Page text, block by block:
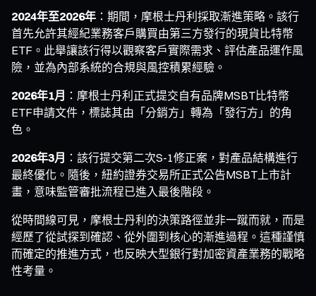
2024年至2026年 ：期間，摩根士丹利採取漸進策略。該行
首先允許其經紀業務客戶購買由第三方發行的現貨比特幣
ETF。此舉讓該行得以觀察客戶實際需求、評估產品運作風
險，並為內部系統的合規與風控積累經驗。
2026年1月 ：摩根士丹利正式提交自有品牌MSBT比特幣
ETF申請文件，標誌其由「分銷方」轉為「發行方」的角
色。
2026年3月 ：該行提交第二次S-1修正案，對產品結構進行
最終優化。隨後，紐約證券交易所正式公告MSBT上市計
畫，意味監管審批流程已進入最後階段。
從時間線可見，摩根士丹利的決策路徑並非一蹴而就，而是
經歷了從試探到確認、從外圍到核心的漸進過程。這種謹慎
而確定的推進方式，也反映大型銀行對加密資產業務的戰略
性考量。